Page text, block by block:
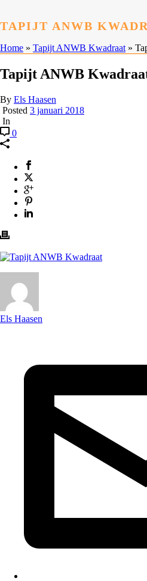
TAPIJT ANWB
Home » Tapijt ANWB Kwadraat »
Tapijt ANWB
By Els Haasen
Posted 3 januari 2018
In
0
Els Haasen